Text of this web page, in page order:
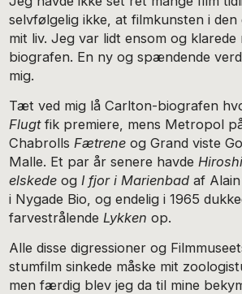
selvfølgelig ikke, at filmkunsten i
mit liv. Jeg var lidt ensom og klarede
biografen. En ny og spændende
mig.
Tæt ved mig lå Carlton-biografen
Flugtfik premiere, mens Metropol
Chabrolls Fætreneog Grand viste
Malle. Et par år senere havde
elskedeog I fjor i Marienbadaf
i Nygade Bio, og endelig i 1965
farvestrålende Lykkenop.
Alle disse digressioner og
stumfilm sinkede måske mit
men færdig blev jeg da til mine